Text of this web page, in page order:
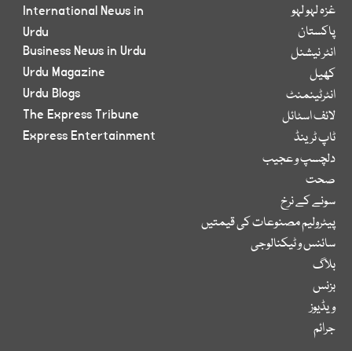
غزہ لہو لہو
پاکستان
انٹر نیشنل
کھیل
انٹرٹینمنٹ
لائف اسٹائل
ٹاپ ٹرینڈ
دلچسپ و عجیب
صحت
سونے کے نرخ
پیٹرولیم مصنوعات کی قیمتیں
سائنس و ٹیکنالوجی
بلاگ
بزنس
ویڈیوز
جرائم
International News in
Urdu
Business News in Urdu
Urdu Magazine
Urdu Blogs
The Express Tribune
Express Entertainment